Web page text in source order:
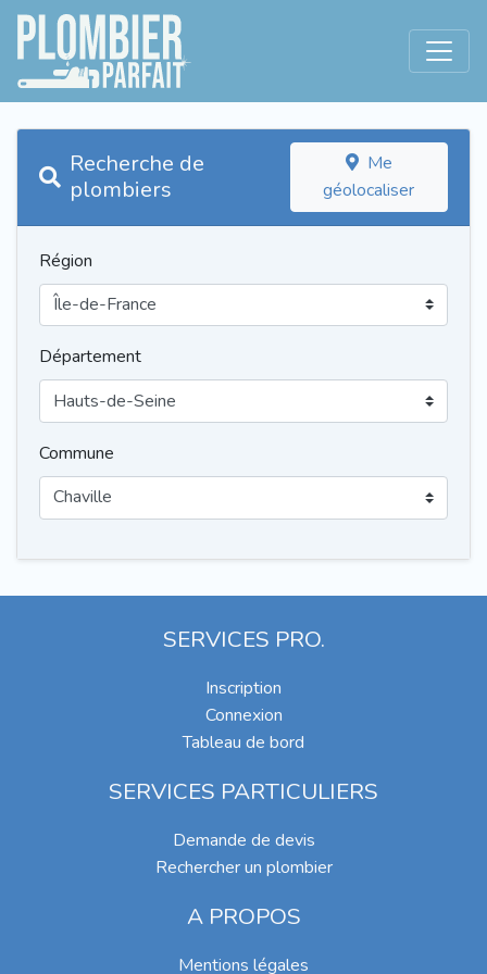
Recherche de
plombiers
Me
géolocaliser
Région
Département
Commune
SERVICES PRO.
Inscription
Connexion
Tableau de bord
SERVICES PARTICULIERS
Demande de devis
Rechercher un plombier
A PROPOS
Mentions légales